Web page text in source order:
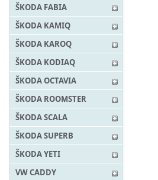
ŠKODA FABIA
ŠKODA KAMIQ
ŠKODA KAROQ
ŠKODA KODIAQ
ŠKODA OCTAVIA
ŠKODA ROOMSTER
ŠKODA SCALA
ŠKODA SUPERB
ŠKODA YETI
VW CADDY